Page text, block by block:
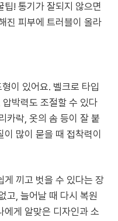
! 통기가 잘되지 않으면
진 피부에 트러블이 올라
이 있어요. 벨크로 타입
박력도 조절할 수 있다
카락, 옷의 솜 등이 잘 붙
많이 묻을 때 접착력이
게 끼고 벗을 수 있다는 장
고, 늘어날 때 다시 복원
에게 알맞은 디자인과 소